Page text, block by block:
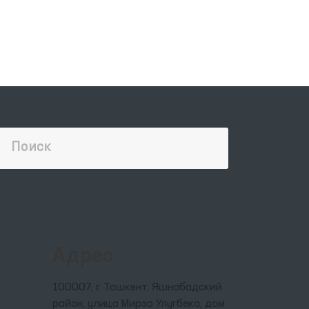
100007, г. Ташкент, Яшнабадский
район, улица Мирзо Улугбека, дом